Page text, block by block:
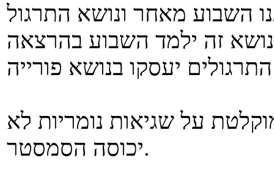
השבוע מאחר ונושא התרגול
שמועבר בהרצאה 13 המוקלטת על שגיאות נומריות לא
יכוסה הסמסטר.